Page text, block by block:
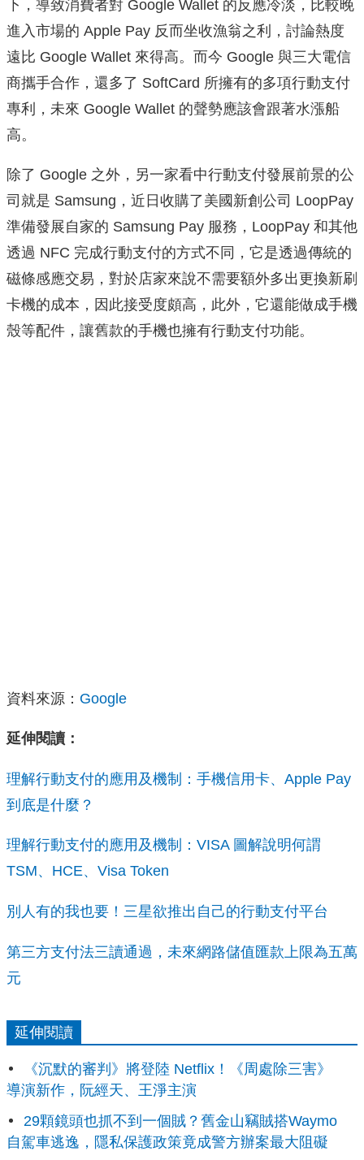
下，導致消費者對 Google Wallet 的反應冷淡，比較晚
進入市場的 Apple Pay 反而坐收漁翁之利，討論熱度
遠比 Google Wallet 來得高。而今 Google 與三大電信
商攜手合作，還多了 SoftCard 所擁有的多項行動支付
專利，未來 Google Wallet 的聲勢應該會跟著水漲船
高。
除了 Google 之外，另一家看中行動支付發展前景的公
司就是 Samsung，近日收購了美國新創公司 LoopPay
準備發展自家的 Samsung Pay 服務，LoopPay 和其他
透過 NFC 完成行動支付的方式不同，它是透過傳統的
磁條感應交易，對於店家來說不需要額外多出更換新刷
卡機的成本，因此接受度頗高，此外，它還能做成手機
殼等配件，讓舊款的手機也擁有行動支付功能。
資料來源： Google
延伸閱讀：
理解行動支付的應用及機制：手機信用卡、Apple Pay
到底是什麼？
理解行動支付的應用及機制：VISA 圖解說明何謂
TSM、HCE、Visa Token
別人有的我也要！三星欲推出自己的行動支付平台
第三方支付法三讀通過，未來網路儲值匯款上限為五萬
元
延伸閱讀
《沉默的審判》將登陸 Netflix！《周處除三害》
導演新作，阮經天、王淨主演
29顆鏡頭也抓不到一個賊？舊金山竊賊搭Waymo
自駕車逃逸，隱私保護政策竟成警方辦案最大阻礙